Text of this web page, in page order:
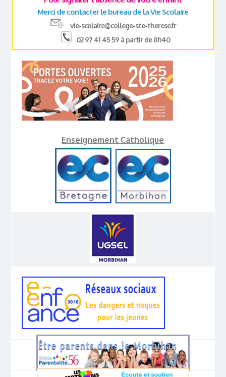
Merci de contacter le bureau de la Vie Scolaire
vie-scolaire@college-ste-therese.fr
02 97 41 45 59 à partir de 8h40
Enseignement Catholique